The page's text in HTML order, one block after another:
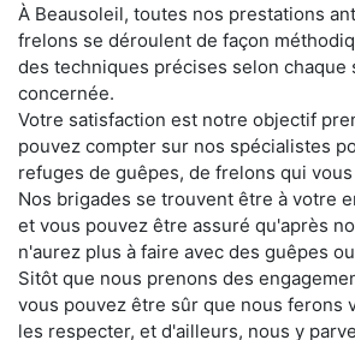
À Beausoleil, toutes nos prestations
frelons se déroulent de façon
des techniques précises selon chaque
concernée.
Votre satisfaction est notre objectif
pouvez compter sur nos spécialistes
refuges de guêpes, de frelons qui
Nos brigades se trouvent être à votre
et vous pouvez être assuré qu'après
n'aurez plus à faire avec des guêpes
Sitôt que nous prenons des
vous pouvez être sûr que nous ferons
les respecter, et d'ailleurs, nous y